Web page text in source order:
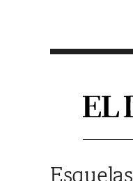
Esquelas